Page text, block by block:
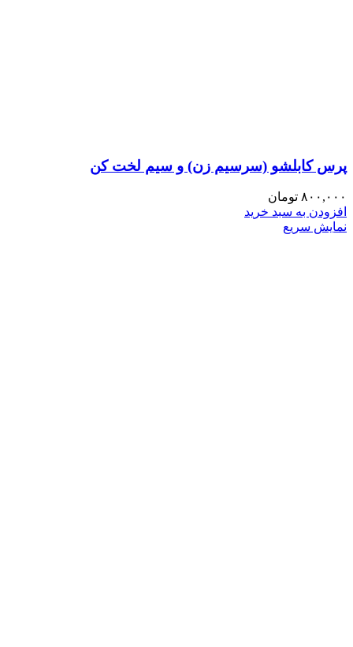
پرس کابلشو (سرسیم زن) و سیم لخت کن
۸۰۰,۰۰۰ تومان
افزودن به سبد خرید
نمایش سریع